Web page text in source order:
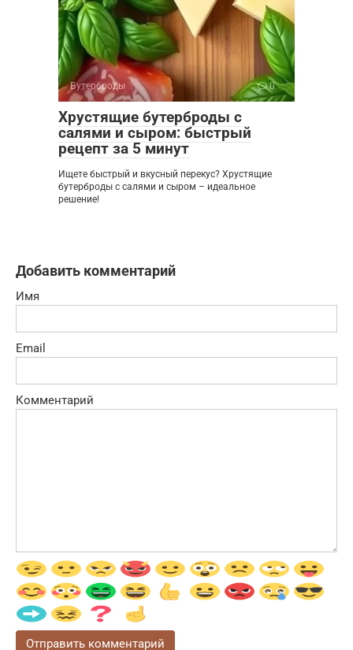
Бутерброды 0
Хрустящие бутерброды с
салями и сыром: быстрый
рецепт за 5 минут
Ищете быстрый и вкусный перекус? Хрустящие
бутерброды с салями и сыром – идеальное
решение!
Добавить комментарий
Имя
Email
Комментарий